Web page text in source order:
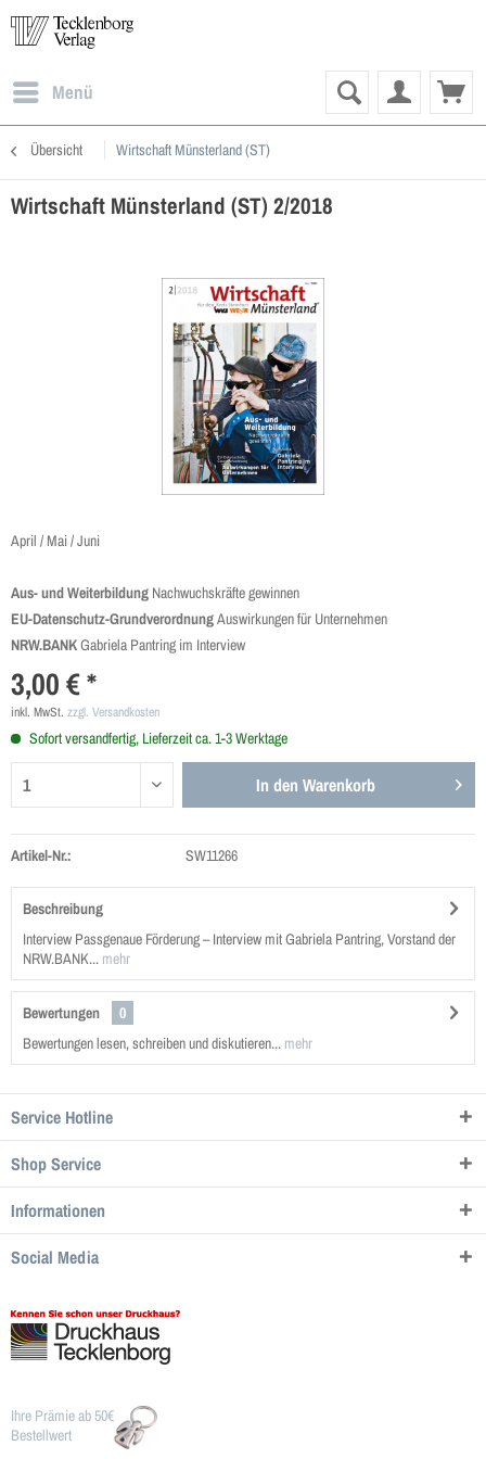
Menü
Übersicht Wirtschaft Münsterland (ST)
Wirtschaft Münsterland (ST) 2/2018
April / Mai / Juni
Aus- und Weiterbildung Nachwuchskräfte gewinnen
EU-Datenschutz-GrundverordnungAuswirkungen für Unternehmen
NRW.BANKGabriela Pantring im Interview
3,00 € *
inkl. MwSt. zzgl. Versandkosten
Sofort versandfertig, Lieferzeit ca. 1-3 Werktage
In den Warenkorb
Artikel-Nr.: SW11266
Beschreibung
Interview Passgenaue Förderung – Interview mit Gabriela Pantring, Vorstand der
NRW.BANK... mehr
Bewertungen
0
Bewertungen lesen, schreiben und diskutieren... mehr
Service Hotline
Shop Service
Informationen
Social Media
Ihre Prämie ab 50€
Bestellwert